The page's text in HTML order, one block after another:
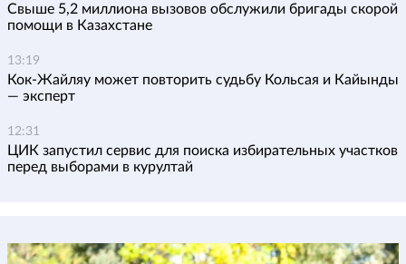
Свыше 5,2 миллиона вызовов обслужили бригады скорой
помощи в Казахстане
13:19
Кок-Жайляу может повторить судьбу Кольсая и Кайынды
— эксперт
12:31
ЦИК запустил сервис для поиска избирательных участков
перед выборами в курултай